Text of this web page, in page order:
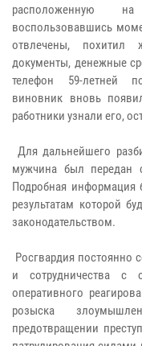
расположенную
воспользовавшись
отвлечены, похитил
документы, денежные
телефон 59-летней
виновник вновь
работники узнали его,
Для дальнейшего
мужчина был передан
Подробная информация
результатам которой
законодательством.
Росгвардия постоянно
и сотрудничества с
оперативного
розыска
предотвращении